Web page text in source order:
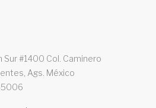
Sur #1400 Col. Caminero
Ags. México
5006